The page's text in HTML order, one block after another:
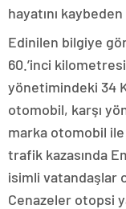
hayatını
Edinilen bilgiye
60.’inci
yönetimindeki 34
otomobil, karşı
marka otomobil ile
trafik kazasında
isimli vatandaşlar
Cenazeler otopsi